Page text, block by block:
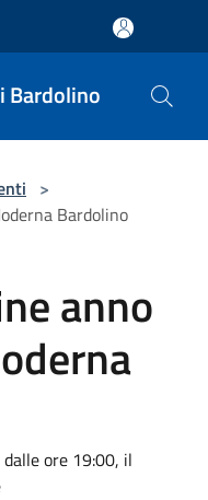
Bardolino
>
Bardolino
anno
ore 19:00, il